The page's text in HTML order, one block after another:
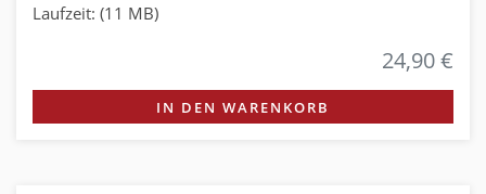
Laufzeit: (11 MB)
24,90 €
IN DEN WARENKORB